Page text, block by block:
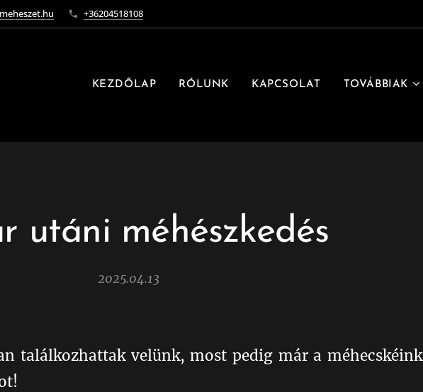
+36204518108
KEZDŐLAP RÓLUNK KAPCSOLAT TOVÁBBIAK
utáni méhészkedés
2025.04.13
találkozhattak velünk, most pedig már a méhecskéink
🐝💛🥰🤗